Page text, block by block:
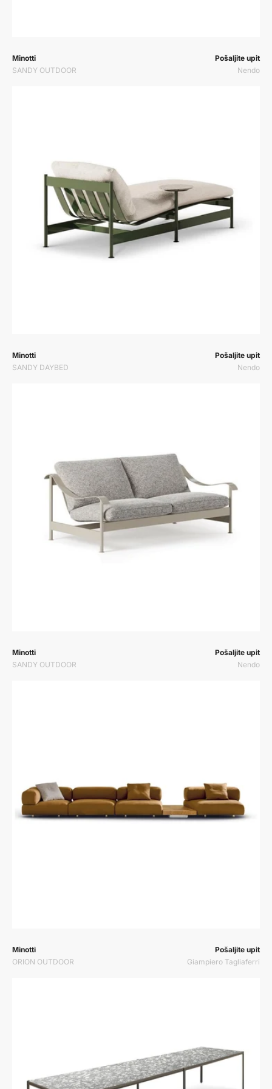
Prodavač:
Minotti
SANDY OUTDOOR
Prodavač:
Pošaljite upit
Nendo
Prodavač:
Minotti
SANDY DAYBED
Prodavač:
Pošaljite upit
Nendo
Prodavač:
Minotti
SANDY OUTDOOR
Prodavač:
Pošaljite upit
Nendo
Prodavač:
Minotti
ORION OUTDOOR
Prodavač:Pošaljite upit
Giampiero Tagliaferri